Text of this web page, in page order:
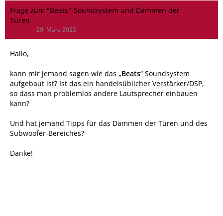
Frage zum "Beats"-Soundsystem und Dämmen der
Türen
29. März 2025
Hallo,
kann mir jemand sagen wie das „Beats“ Soundsystem
aufgebaut ist? Ist das ein handelsüblicher Verstärker/DSP,
so dass man problemlos andere Lautsprecher einbauen
kann?
Und hat jemand Tipps für das Dämmen der Türen und des
Subwoofer-Bereiches?
Danke!